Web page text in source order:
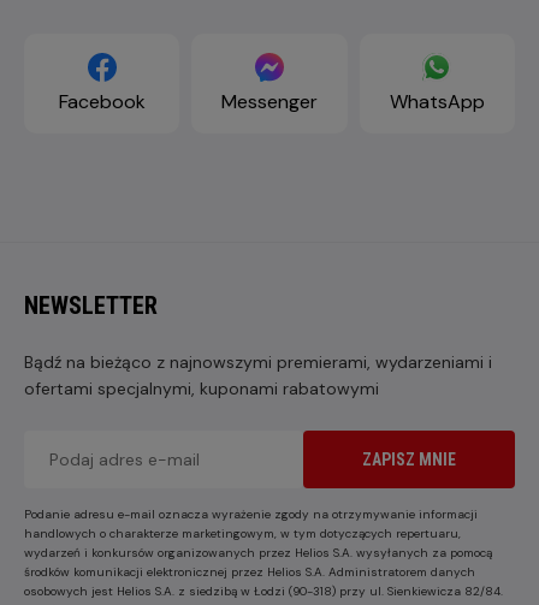
Facebook Messenger WhatsApp
NEWSLETTER
Bądź na bieżąco z najnowszymi premierami, wydarzeniami i
ofertami specjalnymi, kuponami rabatowymi
ZAPISZ MNIE
Podanie adresu e-mail oznacza wyrażenie zgody na otrzymywanie informacji
handlowych o charakterze marketingowym, w tym dotyczących repertuaru,
wydarzeń i konkursów organizowanych przez Helios S.A. wysyłanych za pomocą
środków komunikacji elektronicznej przez Helios S.A. Administratorem danych
osobowych jest Helios S.A. z siedzibą w Łodzi (90-318) przy ul. Sienkiewicza 82/84.